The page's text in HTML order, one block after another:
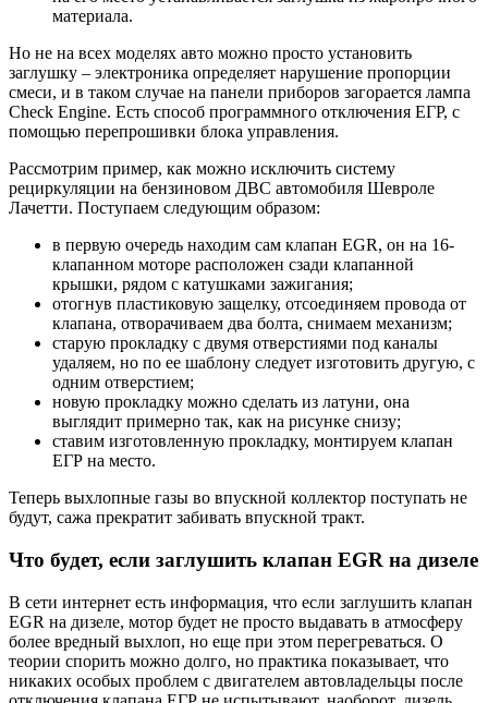
материала.
Но не на всех моделях авто можно просто установить
заглушку – электроника определяет нарушение пропорции
смеси, и в таком случае на панели приборов загорается лампа
Check Engine. Есть способ программного отключения ЕГР, с
помощью перепрошивки блока управления.
Рассмотрим пример, как можно исключить систему
рециркуляции на бензиновом ДВС автомобиля Шевроле
Лачетти. Поступаем следующим образом:
в первую очередь находим сам клапан EGR, он на 16-
клапанном моторе расположен сзади клапанной
крышки, рядом с катушками зажигания;
отогнув пластиковую защелку, отсоединяем провода от
клапана, отворачиваем два болта, снимаем механизм;
старую прокладку с двумя отверстиями под каналы
удаляем, но по ее шаблону следует изготовить другую, с
одним отверстием;
новую прокладку можно сделать из латуни, она
выглядит примерно так, как на рисунке снизу;
ставим изготовленную прокладку, монтируем клапан
ЕГР на место.
Теперь выхлопные газы во впускной коллектор поступать не
будут, сажа прекратит забивать впускной тракт.
Что будет, если заглушить клапан EGR на дизеле
В сети интернет есть информация, что если заглушить клапан
EGR на дизеле, мотор будет не просто выдавать в атмосферу
более вредный выхлоп, но еще при этом перегреваться. О
теории спорить можно долго, но практика показывает, что
никаких особых проблем с двигателем автовладельцы после